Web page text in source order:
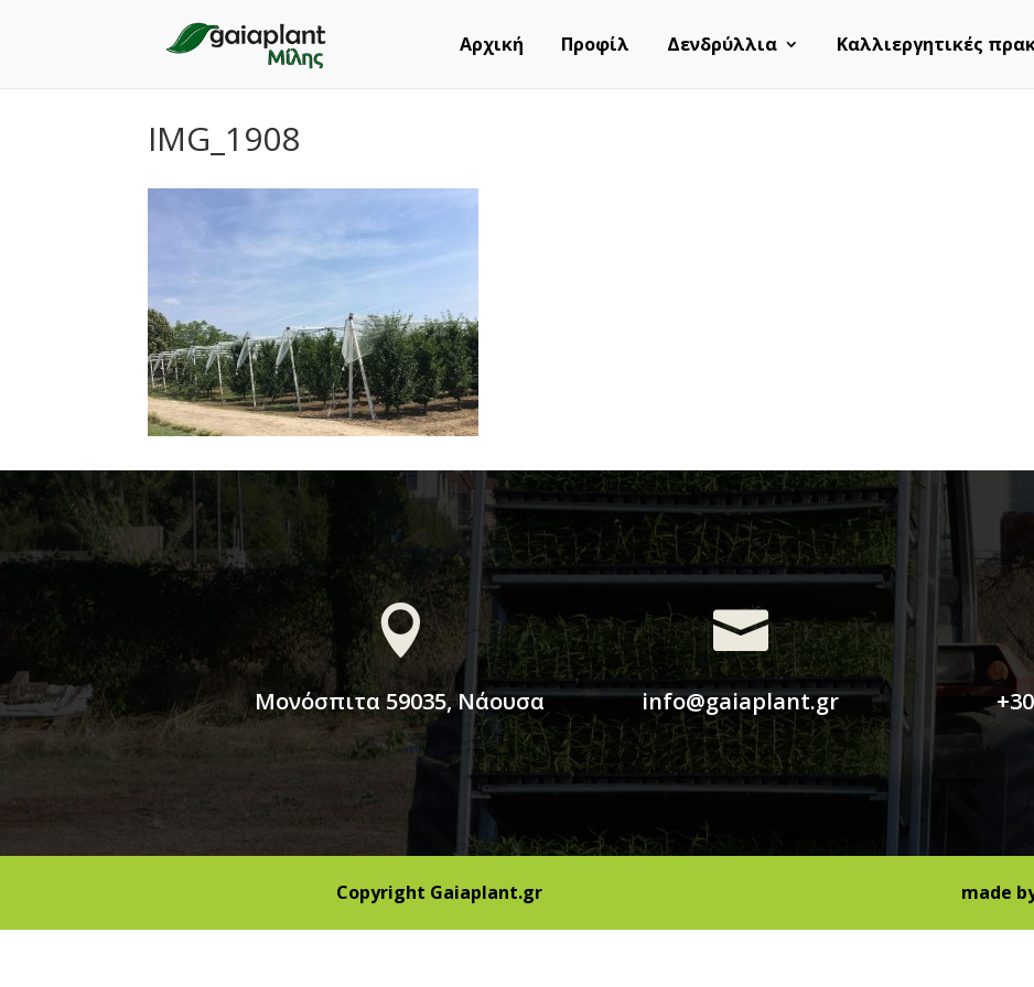
Αρχική Προφίλ Δενδρύλλια Καλλιεργητικές
IMG_1908

Μονόσπιτα 59035, Νάουσα

info@gaiaplant.gr
Copyright Gaiaplant.gr made